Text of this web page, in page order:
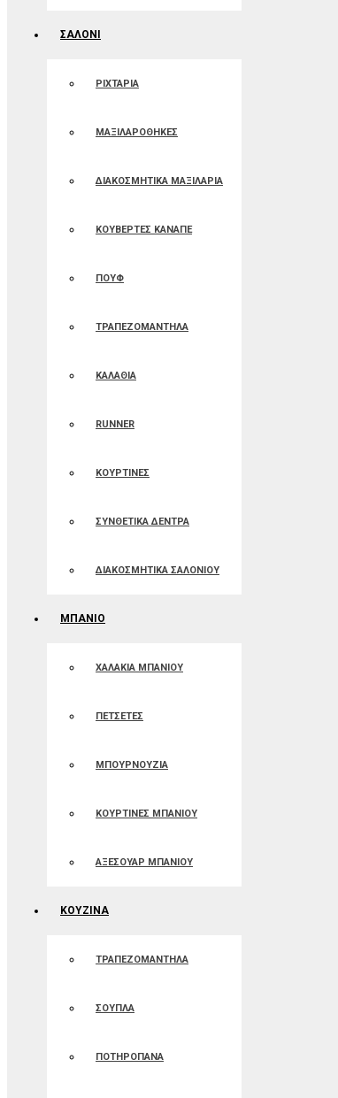
ΣΑΛΟΝΙ
ΡΙΧΤΑΡΙΑ
ΜΑΞΙΛΑΡΟΘΗΚΕΣ
ΔΙΑΚΟΣΜΗΤΙΚΑ ΜΑΞΙΛΑΡΙΑ
ΚΟΥΒΕΡΤΕΣ ΚΑΝΑΠΕ
ΠΟΥΦ
ΤΡΑΠΕΖΟΜΑΝΤΗΛΑ
ΚΑΛΑΘΙΑ
RUNNER
ΚΟΥΡΤΙΝΕΣ
ΣΥΝΘΕΤΙΚΑ ΔΕΝΤΡΑ
ΔΙΑΚΟΣΜΗΤΙΚΑ ΣΑΛΟΝΙΟΥ
ΜΠΑΝΙΟ
ΧΑΛΑΚΙΑ ΜΠΑΝΙΟΥ
ΠΕΤΣΕΤΕΣ
ΜΠΟΥΡΝΟΥΖΙΑ
ΚΟΥΡΤΙΝΕΣ ΜΠΑΝIOΥ
ΑΞΕΣΟΥΑΡ ΜΠΑΝΙΟΥ
ΚΟΥΖΙΝΑ
ΤΡΑΠΕΖΟΜΑΝΤΗΛΑ
ΣΟΥΠΛΑ
ΠΟΤΗΡΟΠΑΝΑ